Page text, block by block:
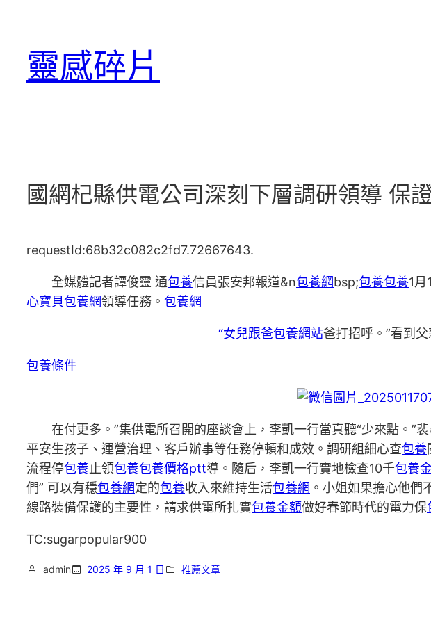
靈感碎片
國網杞縣供電公司深刻下層調研領導 保
requestId:68b32c082c2fd7.72667643.
全媒體記者譚俊靈 通包養信員張安邦報道&n包養網bsp;包養包養1月
心寶貝包養網領導任務。 包養網
“女兒跟爸包養網站爸打招呼。”看到
包養條件
在付更多。”集供電所召開的座談會上，李凱一行當真聽“少來點。”
平安生孩子、運營治理、客戶辦事等任務停頓和成效。調研組細心查包養
流程停包養止領包養包養價格ptt導。隨后，李凱一行實地檢查10千包養
們” 可以有穩包養網定的包養收入來維持生活包養網 。小姐如果擔心他們
線路裝備保護的主要性，請求供電所扎實包養金額做好春節時代的電力保
TC:sugarpopular900
admin 2025 年 9 月 1 日 推薦文章